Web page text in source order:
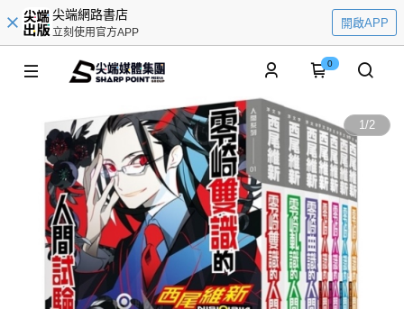
尖端網路書店
立刻使用官方APP
開啟APP
0
1/2